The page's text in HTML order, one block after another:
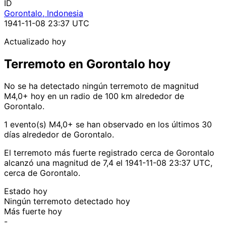
ID
Gorontalo, Indonesia
1941-11-08 23:37 UTC
Actualizado hoy
Terremoto en Gorontalo hoy
No se ha detectado ningún terremoto de magnitud
M4,0+ hoy en un radio de 100 km alrededor de
Gorontalo.
1 evento(s) M4,0+ se han observado en los últimos 30
días alrededor de Gorontalo.
El terremoto más fuerte registrado cerca de Gorontalo
alcanzó una magnitud de 7,4 el 1941-11-08 23:37 UTC,
cerca de Gorontalo.
Estado hoy
Ningún terremoto detectado hoy
Más fuerte hoy
-